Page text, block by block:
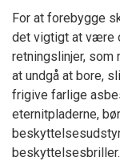
For at forebygge
det vigtigt at være
retningslinjer, som
at undgå at bore,
frigive farlige
eternitpladerne,